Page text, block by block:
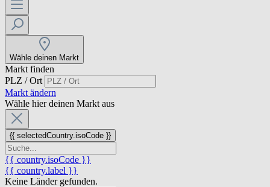
Wähle deinen Markt
Markt finden
PLZ / Ort
Markt ändern
Wähle hier deinen Markt aus
{{ selectedCountry.isoCode }}
{{ country.isoCode }}
{{ country.label }}
Keine Länder gefunden.